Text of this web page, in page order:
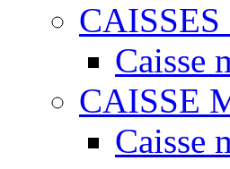
Caisse
CAISSE
Caisse